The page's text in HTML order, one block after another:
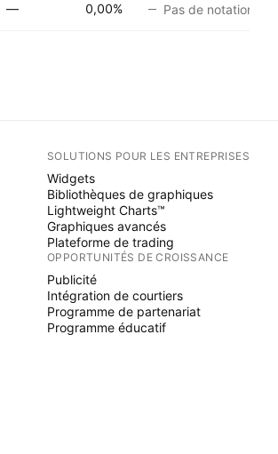
— 0,00% Pas de notation
SOLUTIONS POUR LES ENTREPRISES
Widgets
Bibliothèques de graphiques
Lightweight Charts™
Graphiques avancés
Plateforme de trading
OPPORTUNITÉS DE CROISSANCE
Publicité
Intégration de courtiers
Programme de partenariat
Programme éducatif